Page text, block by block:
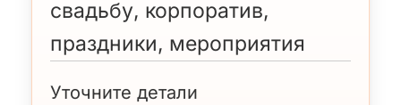
свадьбу, корпоратив,
праздники, мероприятия
Уточните детали